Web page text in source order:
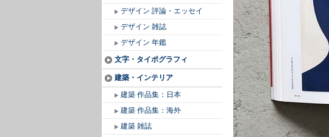
デザイン 評論・エッセイ
デザイン 雑誌
デザイン 年鑑
文字・タイポグラフィ
建築・インテリア
建築 作品集：日本
建築 作品集：海外
建築 雑誌